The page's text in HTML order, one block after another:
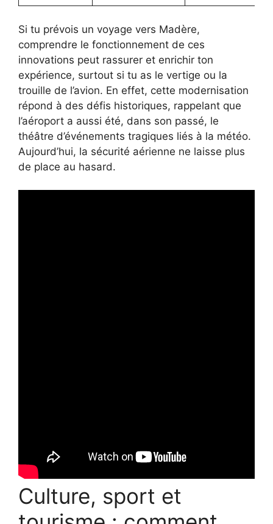
Si tu prévois un voyage vers Madère,
comprendre le fonctionnement de ces
innovations peut rassurer et enrichir ton
expérience, surtout si tu as le vertige ou la
trouille de l’avion. En effet, cette modernisation
répond à des défis historiques, rappelant que
l’aéroport a aussi été, dans son passé, le
théâtre d’événements tragiques liés à la météo.
Aujourd’hui, la sécurité aérienne ne laisse plus
de place au hasard.
Culture, sport et